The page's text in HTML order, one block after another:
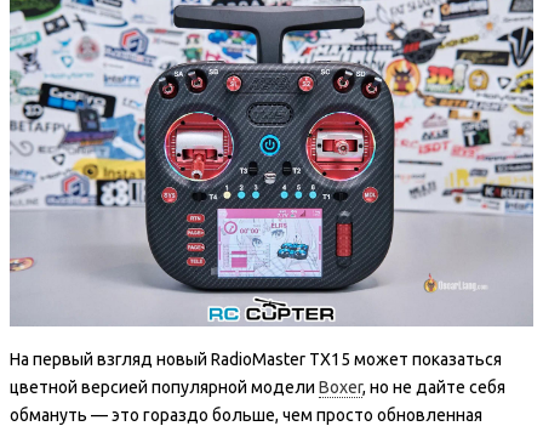
На первый взгляд новый RadioMaster TX15 может показаться
цветной версией популярной модели Boxer, но не дайте себя
обмануть — это гораздо больше, чем просто обновленная